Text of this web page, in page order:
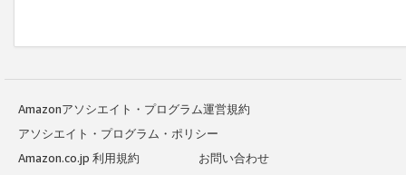
Amazonアソシエイト・プログラム運営規約
アソシエイト・プログラム・ポリシー
Amazon.co.jp 利用規約
お問い合わせ